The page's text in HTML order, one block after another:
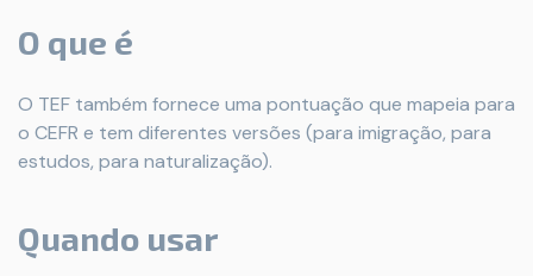
O que é
O TEF também fornece uma pontuação que mapeia para
o CEFR e tem diferentes versões (para imigração, para
estudos, para naturalização).
Quando usar